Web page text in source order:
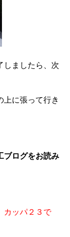
しましたら、次
上に張って行き
ブログをお読み
カッパ２３で